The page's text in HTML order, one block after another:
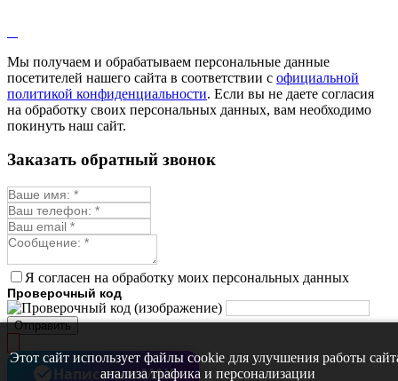
Мыльнянка
Мята
Овсяный корень
Огуречная трава
Пустырник
Репешок
Синюха
Смесь лекарственных
Стевия
Тимьян ползучий (чабрец)
Фенхель лекарственный
Цикорий лекарственный
Череда лекарственная
Чернокорень
Мы получаем и обрабатываем персональные данные
посетителей нашего сайта в соответствии с официальной
политикой конфиденциальности. Если вы не даете согласия
на обработку своих персональных данных, вам необходимо
покинуть наш сайт.
Этот сайт использует файлы cookie для улучшения работы
анализа трафика и персонализации
Заказать обратный звонок
Я согласен на обработку моих персональных данных
Проверочный код
Отправить
Написать в MAX